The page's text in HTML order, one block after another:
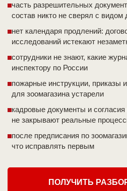
часть разрешительных
состав никто не сверял с видом
нет календаря продлений:
исследований истекают
сотрудники не знают, какие
инспектору по России
пожарные инструкции, приказы
для зоомагазина устарели
кадровые документы и
не закрывают реальные
после предписания по
что исправлять первым
ПОЛУЧИТЬ